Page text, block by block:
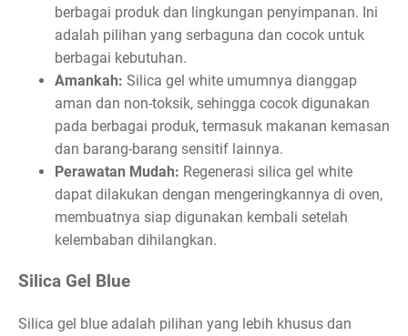
berbagai produk dan lingkungan penyimpanan. Ini
adalah pilihan yang serbaguna dan cocok untuk
berbagai kebutuhan.
Amankah: Silica gel white umumnya dianggap
aman dan non-toksik, sehingga cocok digunakan
pada berbagai produk, termasuk makanan kemasan
dan barang-barang sensitif lainnya.
Perawatan Mudah: Regenerasi silica gel white
dapat dilakukan dengan mengeringkannya di oven,
membuatnya siap digunakan kembali setelah
kelembaban dihilangkan.
Silica Gel Blue
Silica gel blue adalah pilihan yang lebih khusus dan